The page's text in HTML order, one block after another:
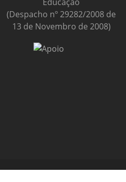
(Despacho nº 29282/2008 de
13 de Novembro de 2008)